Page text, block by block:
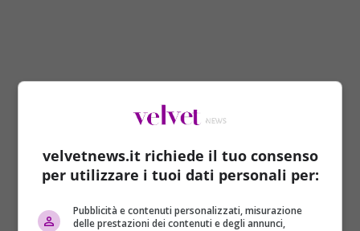
velvetnews.it richiede il tuo consenso
per utilizzare i tuoi dati personali per:
Pubblicità e contenuti personalizzati, misurazione
delle prestazioni dei contenuti e degli annunci,